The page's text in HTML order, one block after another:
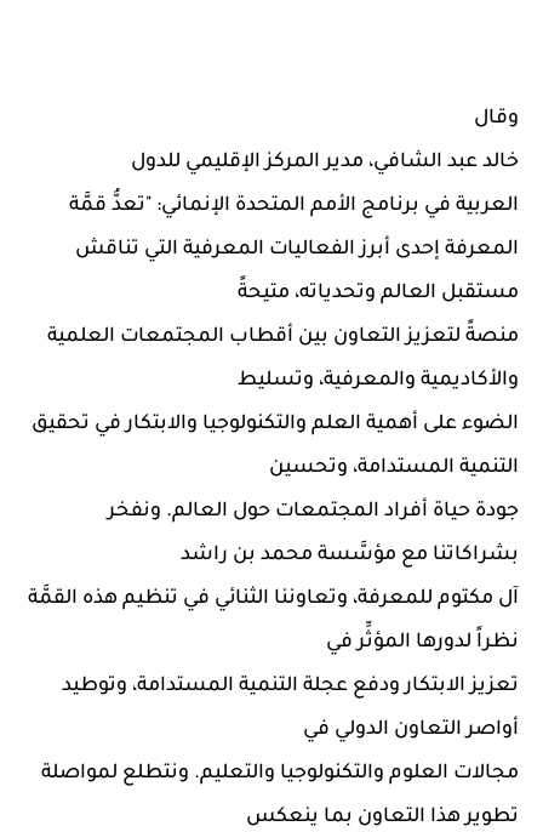
وقال
خالد عبد الشافي، مدير المركز الإقليمي للدول
العربية في برنامج الأمم المتحدة الإنمائي: "تعدُّ قمَّة
المعرفة إحدى أبرز الفعاليات المعرفية التي تناقش
مستقبل العالم وتحدياته، متيحةً
منصةً لتعزيز التعاون بين أقطاب المجتمعات العلمية
والأكاديمية والمعرفية، وتسليط
الضوء على أهمية العلم والتكنولوجيا والابتكار في تحقيق
التنمية المستدامة، وتحسين
جودة حياة أفراد المجتمعات حول العالم. ونفخر
بشراكاتنا مع مؤسَّسة محمد بن راشد
آل مكتوم للمعرفة، وتعاوننا الثنائي في تنظيم هذه القمَّة
نظراً لدورها المؤثِّر في
تعزيز الابتكار ودفع عجلة التنمية المستدامة، وتوطيد
أواصر التعاون الدولي في
مجالات العلوم والتكنولوجيا والتعليم. ونتطلع لمواصلة
تطوير هذا التعاون بما ينعكس